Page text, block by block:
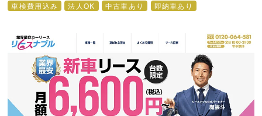
車検費用込み
法人OK 中古車あり 即納車あり